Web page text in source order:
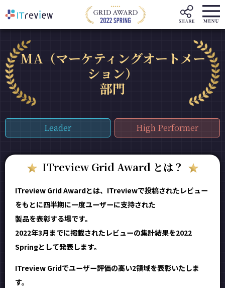
MA（マーケティングオートメー
ション）
部門
Leader High Performer
ITreview Grid Award とは？
ITreview Grid Awardとは、ITreviewで投稿されたレビュー
をもとに四半期に一度ユーザーに支持された
製品を表彰する場です。
2022年3月までに掲載されたレビューの集計結果を2022
Springとして発表します。
ITreview Gridでユーザー評価の高い2領域を表彰いたしま
す。